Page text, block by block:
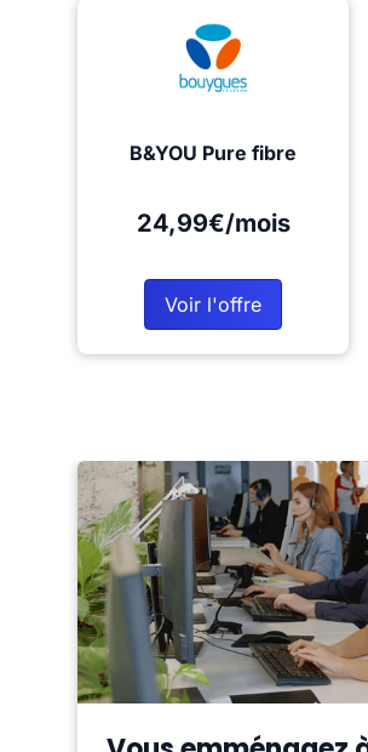
B&YOU Pure fibre
24,99€/mois
Voir l'offre